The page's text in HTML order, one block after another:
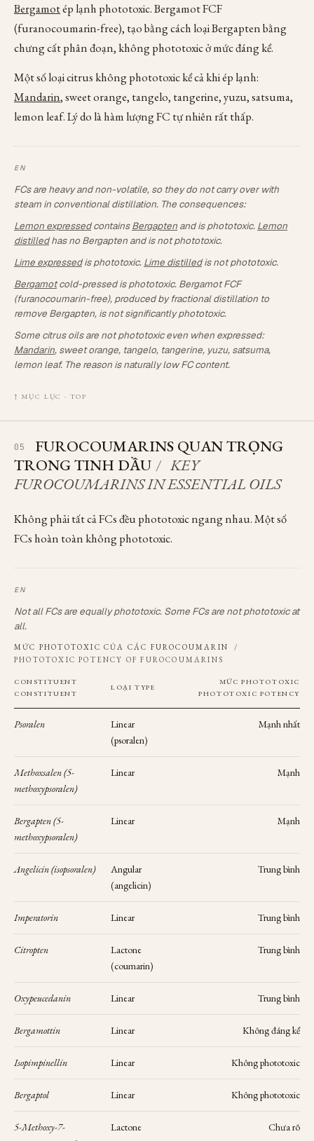
Bergamotép lạnh phototoxic. Bergamot FCF
(furanocoumarin-free), tạo bằng cách loại Bergapten bằng
chưng cất phân đoạn, không phototoxic ở mức đáng kể.
Một số loại citrus không phototoxic kể cả khi ép lạnh:
Mandarin, sweet orange, tangelo, tangerine, yuzu, satsuma,
lemon leaf. Lý do là hàm lượng FC tự nhiên rất thấp.
FCs are heavy and non-volatile, so they do not carry over with
steam in conventional distillation. The consequences:
Lemon expressedcontainsBergapten and is phototoxic. Lemon
distilledhas no Bergapten and is not phototoxic.
Lime expressedis phototoxic. Lime distilledis not phototoxic.
Bergamotcold-pressed is phototoxic. Bergamot FCF
(furanocoumarin-free), produced by fractional distillation to
remove Bergapten, is not significantly phototoxic.
Some citrus oils are not phototoxic even when expressed:
Mandarin, sweet orange, tangelo, tangerine, yuzu, satsuma,
lemon leaf. The reason is naturally low FC content.
↑ MỤC LỤC · TOP
05
FUROCOUMARINS QUAN TRỌNG
TRONG TINH DẦU / KEY
FUROCOUMARINS IN ESSENTIAL OILS
Không phải tất cả FCs đều phototoxic ngang nhau. Một số
FCs hoàn toàn không phototoxic.
Not all FCs are equally phototoxic. Some FCs are not phototoxic at
all.
MỨC PHOTOTOXIC CỦA CÁC FUROCOUMARIN
/
PHOTOTOXIC POTENCY OF FUROCOUMARINS
CONSTITUENT
CONSTITUENT
LOẠI TYPE
MỨC PHOTOTOXIC
PHOTOTOXIC POTENCY
Psoralen
Linear
(psoralen)
Mạnh nhất
Methoxsalen(5-
methoxypsoralen)
Linear Mạnh
Bergapten(5-
methoxypsoralen)
Linear Mạnh
Angelicin (isopsoralen)
Angular
(angelicin)
Trung bình
Imperatorin Linear Trung bình
Citropten
Lactone
(coumarin)
Trung bình
Oxypeucedanin Linear Trung bình
Bergamottin Linear Không đáng kể
Isopimpinellin Linear Không phototoxic
Bergaptol Linear Không phototoxic
5-Methoxy-7-
Lactone Chưa rõ